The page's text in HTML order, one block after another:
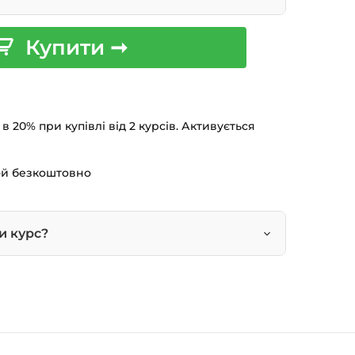
ООП.
мобільні застосунки.
про закінчення
Купити ➞
при купівлі від 2 курсів. Активується
безкоштовно
курс?